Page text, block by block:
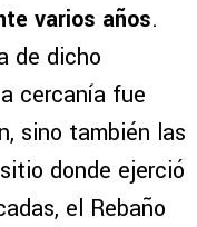
varios años.
de dicho
cercanía fue
sino también las
donde ejerció
el Rebaño